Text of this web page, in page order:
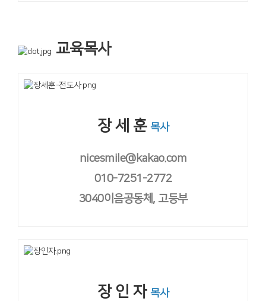
교육목사
장 세 훈 목사
nicesmile@kakao.com
010-7251-2772
3040이음공동체, 고등부
장 인 자 목사